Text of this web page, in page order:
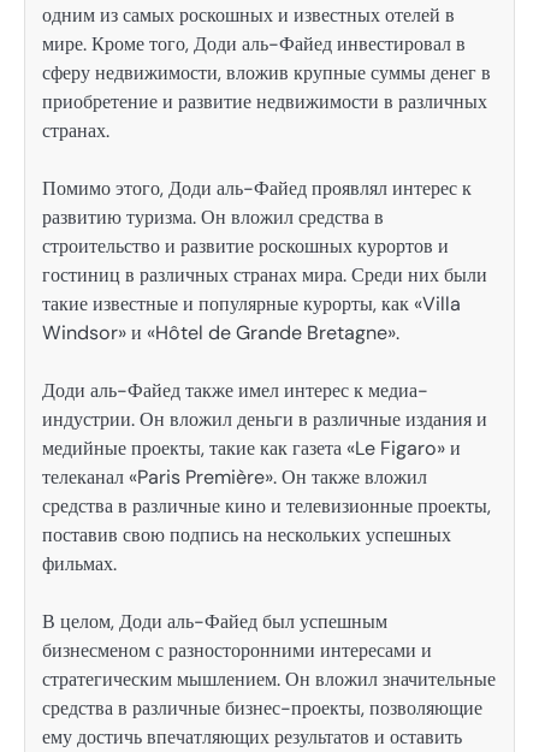
одним из самых роскошных и известных отелей в
мире. Кроме того, Доди аль-Файед инвестировал в
сферу недвижимости, вложив крупные суммы денег в
приобретение и развитие недвижимости в различных
странах.
Помимо этого, Доди аль-Файед проявлял интерес к
развитию туризма. Он вложил средства в
строительство и развитие роскошных курортов и
гостиниц в различных странах мира. Среди них были
такие известные и популярные курорты, как «Villa
Windsor» и «Hôtel de Grande Bretagne».
Доди аль-Файед также имел интерес к медиа-
индустрии. Он вложил деньги в различные издания и
медийные проекты, такие как газета «Le Figaro» и
телеканал «Paris Première». Он также вложил
средства в различные кино и телевизионные проекты,
поставив свою подпись на нескольких успешных
фильмах.
В целом, Доди аль-Файед был успешным
бизнесменом с разносторонними интересами и
стратегическим мышлением. Он вложил значительные
средства в различные бизнес-проекты, позволяющие
ему достичь впечатляющих результатов и оставить